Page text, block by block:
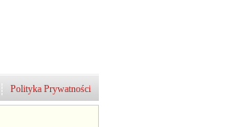
Polityka Prywatności